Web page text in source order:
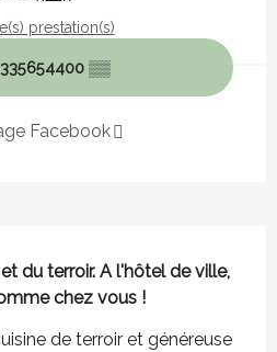
prestation(s)
▒▒
Facebook
du terroir. A l'hôtel de ville,
chez vous !
de terroir et généreuse